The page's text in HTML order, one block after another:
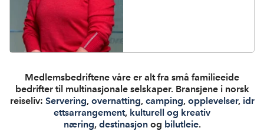
Medlemsbedriftene våre er alt fra små familieeide
bedrifter til multinasjonale selskaper. Bransjene i norsk
reiseliv: Servering, overnatting, camping, opplevelser, idr
ettsarrangement, kulturell og kreativ
næring, destinasjonog bilutleie.